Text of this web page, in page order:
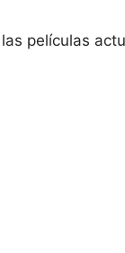
películas